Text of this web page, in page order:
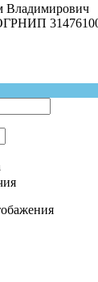
Владимирович